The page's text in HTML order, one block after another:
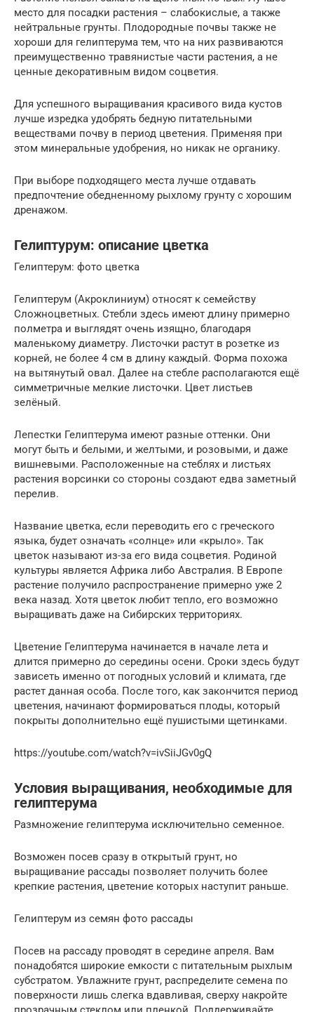
место для посадки растения – слабокислые, а также
нейтральные грунты. Плодородные почвы также не
хороши для гелиптерума тем, что на них развиваются
преимущественно травянистые части растения, а не
ценные декоративным видом соцветия.
Для успешного выращивания красивого вида кустов
лучше изредка удобрять бедную питательными
веществами почву в период цветения. Применяя при
этом минеральные удобрения, но никак не органику.
При выборе подходящего места лучше отдавать
предпочтение обедненному рыхлому грунту с хорошим
дренажом.
Гелиптурум: описание цветка
Гелиптерум: фото цветка
Гелиптерум (Акроклиниум) относят к семейству
Сложноцветных. Стебли здесь имеют длину примерно
полметра и выглядят очень изящно, благодаря
маленькому диаметру. Листочки растут в розетке из
корней, не более 4 см в длину каждый. Форма похожа
на вытянутый овал. Далее на стебле располагаются ещё
симметричные мелкие листочки. Цвет листьев
зелёный.
Лепестки Гелиптерума имеют разные оттенки. Они
могут быть и белыми, и желтыми, и розовыми, и даже
вишневыми. Расположенные на стеблях и листьях
растения ворсинки со стороны создают едва заметный
перелив.
Название цветка, если переводить его с греческого
языка, будет означать «солнце» или «крыло». Так
цветок называют из-за его вида соцветия. Родиной
культуры является Африка либо Австралия. В Европе
растение получило распространение примерно уже 2
века назад. Хотя цветок любит тепло, его возможно
выращивать даже на Сибирских территориях.
Цветение Гелиптерума начинается в начале лета и
длится примерно до середины осени. Сроки здесь будут
зависеть именно от погодных условий и климата, где
растет данная особа. После того, как закончится период
цветения, начинают формироваться плоды, который
покрыты дополнительно ещё пушистыми щетинками.
https://youtube.com/watch?v=ivSiiJGv0gQ
Условия выращивания, необходимые для
гелиптерума
Размножение гелиптерума исключительно семенное.
Возможен посев сразу в открытый грунт, но
выращивание рассады позволяет получить более
крепкие растения, цветение которых наступит раньше.
Гелиптерум из семян фото рассады
Посев на рассаду проводят в середине апреля. Вам
понадобятся широкие емкости с питательным рыхлым
субстратом. Увлажните грунт, распределите семена по
поверхности лишь слегка вдавливая, сверху накройте